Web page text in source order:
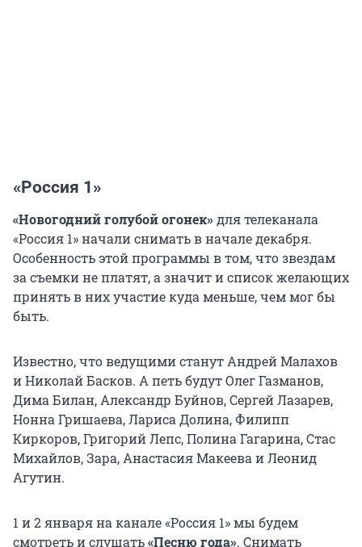
«Россия 1»
«Новогодний голубой огонек»для телеканала
«Россия 1» начали снимать в начале декабря.
Особенность этой программы в том, что звездам
за съемки не платят, а значит и список желающих
принять в них участие куда меньше, чем мог бы
быть.
Известно, что ведущими станут Андрей Малахов
и Николай Басков. А петь будут Олег Газманов,
Дима Билан, Александр Буйнов, Сергей Лазарев,
Нонна Гришаева, Лариса Долина, Филипп
Киркоров, Григорий Лепс, Полина Гагарина, Стас
Михайлов, Зара, Анастасия Макеева и Леонид
Агутин.
1 и 2 января на канале «Россия 1» мы будем
смотреть и слушать«Песню года». Снимать